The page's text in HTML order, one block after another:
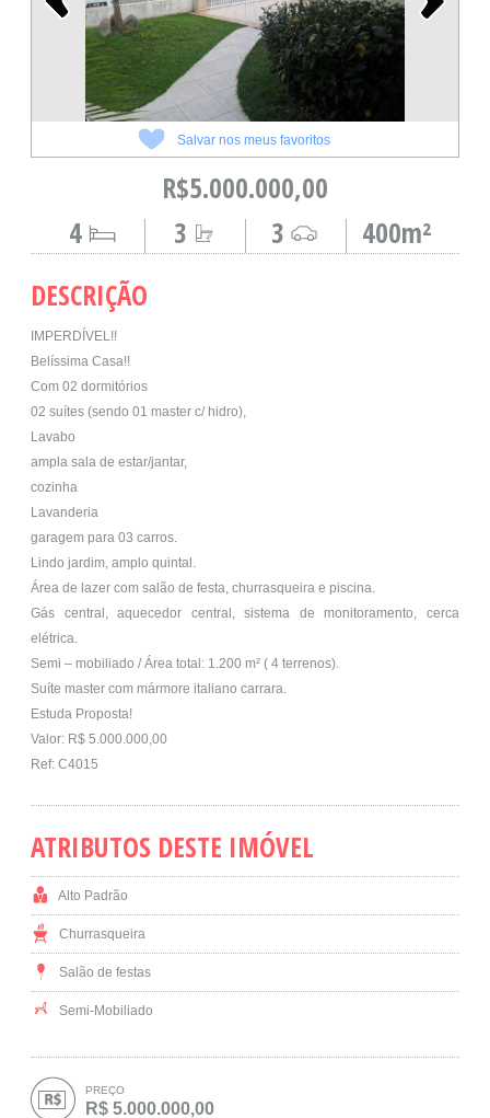
Salvar nos meus favoritos
R$5.000.000,00
400m²
3
3
4
DESCRIÇÃO
IMPERDÍVEL!!
Belíssima Casa!!
Com 02 dormitórios
02 suítes (sendo 01 master c/ hidro),
Lavabo
ampla sala de estar/jantar,
cozinha
Lavanderia
garagem para 03 carros.
Lindo jardim, amplo quintal.
Área de lazer com salão de festa, churrasqueira e piscina.
Gás central, aquecedor central, sistema de monitoramento, cerca
elétrica.
Semi – mobiliado / Área total: 1.200 m² ( 4 terrenos).
Suíte master com mármore italiano carrara.
Estuda Proposta!
Valor: R$ 5.000.000,00
Ref: C4015
ATRIBUTOS DESTE IMÓVEL
Alto Padrão
Churrasqueira
Salão de festas
Semi-Mobiliado
PREÇO
R$ 5.000.000,00